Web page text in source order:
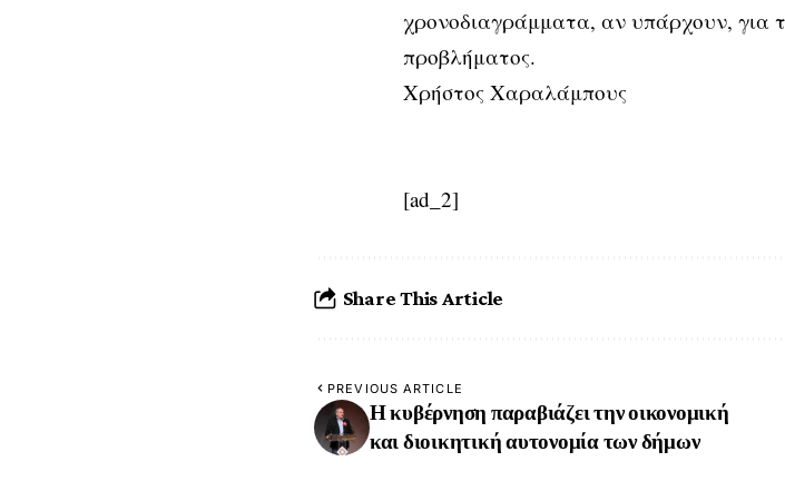
χρονοδιαγράμματα, αν υπάρχουν, για
προβλήματος.
Χρήστος Χαραλάμπους
[ad_2]
Share This Article
PREVIOUS ARTICLE
Η κυβέρνηση παραβιάζει την οικονομική
και διοικητική αυτονομία των δήμων